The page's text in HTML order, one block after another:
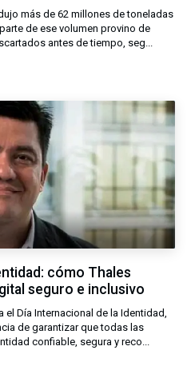
más de 62 millones de toneladas
de ese volumen provino de
antes de tiempo, seg...
cómo Thales
seguro e inclusivo
Día Internacional de la Identidad,
de garantizar que todas las
confiable, segura y reco...